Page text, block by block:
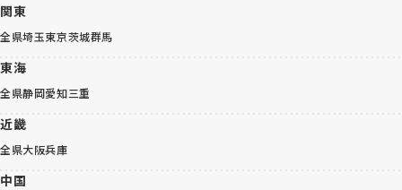
関東
全県埼玉東京茨城群馬
東海
全県静岡愛知三重
近畿
全県大阪兵庫
中国